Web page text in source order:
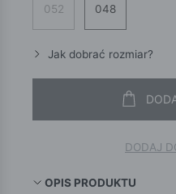
052 048
Jak dobrać rozmiar?
DODAJ
OPIS PRODUKTU